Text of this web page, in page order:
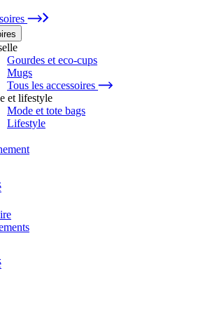
Gourdes et eco-cups
Mugs
Tous les accessoires
et lifestyle
Mode et tote bags
Lifestyle